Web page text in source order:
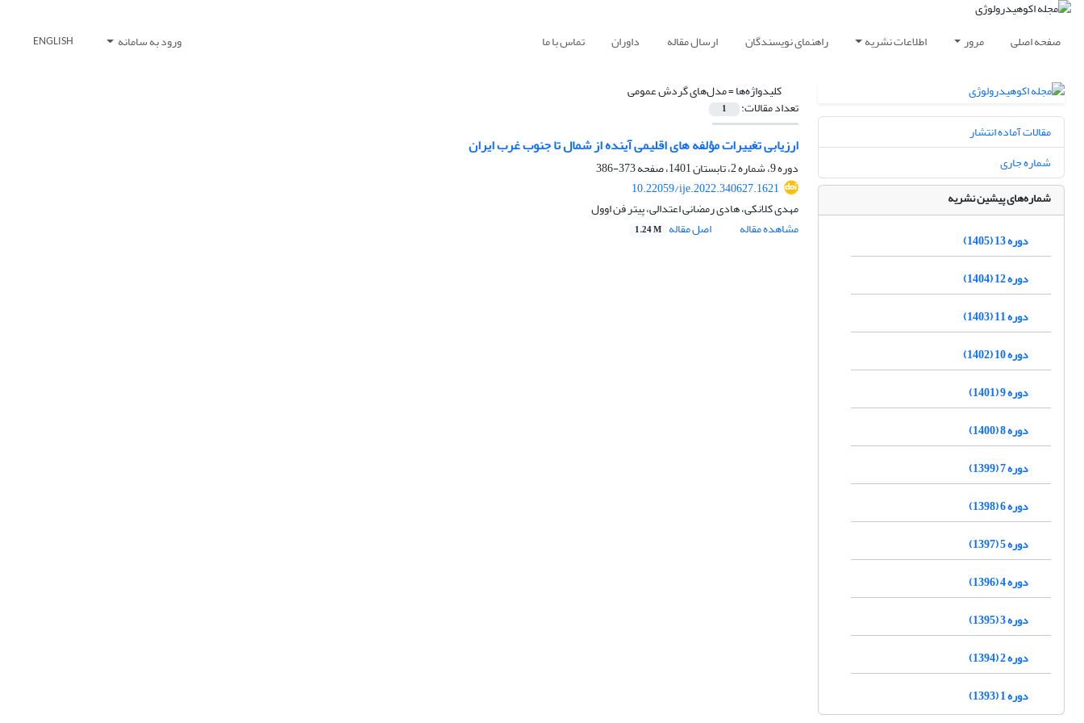
صفحه اصلی مرور اطلاعات نشریه راهنمای نویسندگان ارسال مقاله داوران تماس با ما ورود به سامانه ENGLISH
کلیدواژه‌ها =مدل‌های گردش عمومی
تعداد مقالات: 1
ارزیابی تغییرات مؤلفه ‏های اقلیمی آینده از شمال تا جنوب غرب ایران
دوره 9، شماره 2، تابستان 1401، صفحه
373-386
10.22059/ije.2022.340627.1621
مهدی کلانکی، هادی رمضانی اعتدالی، پیتر فن اوول
مشاهده مقاله
اصل مقاله 1.24 M
مقالات آماده انتشار
شماره جاری
شماره‌های پیشین نشریه
دوره 13 (1405)
دوره 12 (1404)
دوره 11 (1403)
دوره 10 (1402)
دوره 9 (1401)
دوره 8 (1400)
دوره 7 (1399)
دوره 6 (1398)
دوره 5 (1397)
دوره 4 (1396)
دوره 3 (1395)
دوره 2 (1394)
دوره 1 (1393)